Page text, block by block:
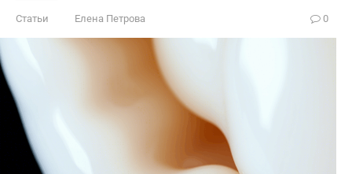
Статьи Елена Петрова 0